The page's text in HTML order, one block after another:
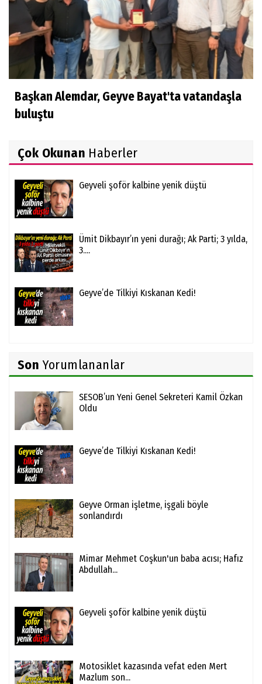
Başkan Alemdar, Geyve Bayat'ta vatandaşla
buluştu
Çok Okunan Haberler
Geyveli şoför kalbine yenik düştü
Ümit Dikbayır’ın yeni durağı; Ak Parti; 3 yılda,
3....
Geyve’de Tilkiyi Kıskanan Kedi!
Son Yorumlananlar
SESOB’un Yeni Genel Sekreteri Kamil Özkan
Oldu
Geyve’de Tilkiyi Kıskanan Kedi!
Geyve Orman işletme, işgali böyle
sonlandırdı
Mimar Mehmet Coşkun'un baba acısı; Hafız
Abdullah...
Geyveli şoför kalbine yenik düştü
Motosiklet kazasında vefat eden Mert
Mazlum son...